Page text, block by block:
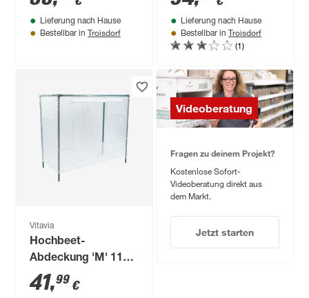
transparent
Lieferung nach Hause
Bestellbar in Troisdorf
transparent
Lieferung nach Hause
Bestellbar in Troisdorf
(1)
Vitavia
Hochbeet-
Abdeckung 'M' 118 x
105 x 55 cm
transparent
41,99 €
Videoberatung
Fragen zu deinem Projekt?
Kostenlose Sofort-
Videoberatung direkt aus
dem Markt.
Jetzt starten